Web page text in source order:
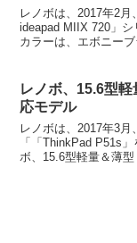
レノボは、2017年2
ideapad MIIX 720」
カラーは、エボニー
レノボ、15.6型
応モデル
レノボは、2017年3
「「ThinkPad P51s
ボ、15.6型軽量＆薄